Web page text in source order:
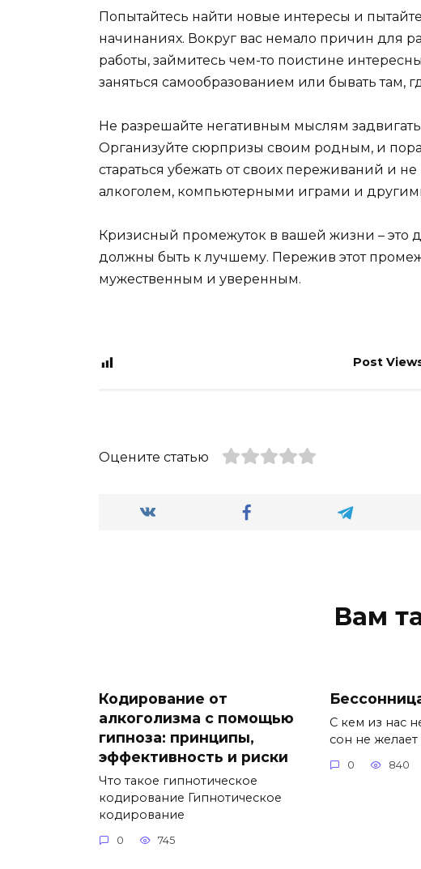
Попытайтесь найти новые интересы и
начинаниях. Вокруг вас немало причин для
работы, займитесь чем-то поистине
заняться самообразованием или бывать там,
Не разрешайте негативным мыслям
Организуйте сюрпризы своим родным, и
стараться убежать от своих переживаний и
алкоголем, компьютерными играми и
Кризисный промежуток в вашей жизни – это
должны быть к лучшему. Пережив этот
мужественным и уверенным.
Post
Оцените статью
Вам
Кодирование от
алкоголизма с помощью
гипноза: принципы,
эффективность и риски
Что такое гипнотическое
кодирование Гипнотическое
кодирование
0 745
С кем из нас
сон не
0 840